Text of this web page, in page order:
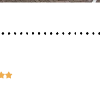
